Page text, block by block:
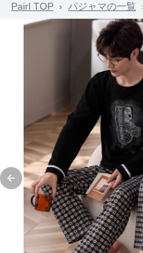
Pairl TOP › パジャマの一覧
Previous slide